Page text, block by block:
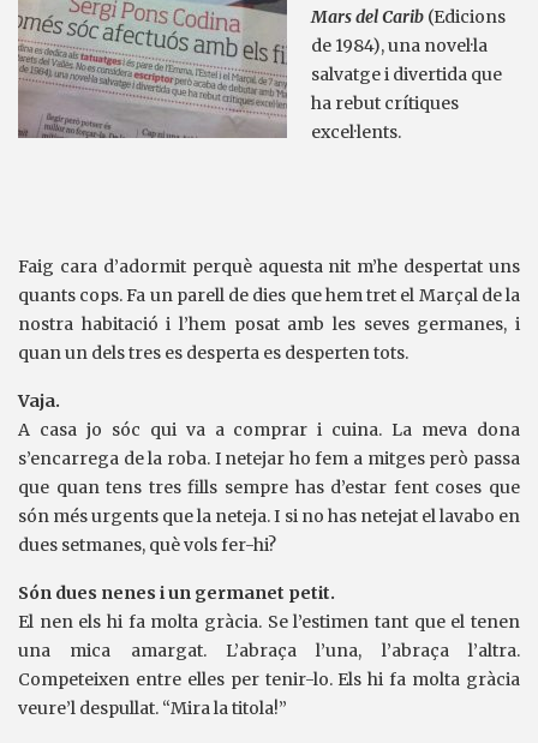
Mars del Carib (Edicions
de 1984), una novel·la
salvatge i divertida que
ha rebut crítiques
excel·lents.
Faig cara d’adormit perquè aquesta nit m’he despertat uns
quants cops. Fa un parell de dies que hem tret el Marçal de la
nostra habitació i l’hem posat amb les seves germanes, i
quan un dels tres es desperta es desperten tots.
Vaja.
A casa jo sóc qui va a comprar i cuina. La meva dona
s’encarrega de la roba. I netejar ho fem a mitges però passa
que quan tens tres fills sempre has d’estar fent coses que
són més urgents que la neteja. I si no has netejat el lavabo en
dues setmanes, què vols fer-hi?
Són dues nenes i un germanet petit.
El nen els hi fa molta gràcia. Se l’estimen tant que el tenen
una mica amargat. L’abraça l’una, l’abraça l’altra.
Competeixen entre elles per tenir-lo. Els hi fa molta gràcia
veure’l despullat. “Mira la titola!”